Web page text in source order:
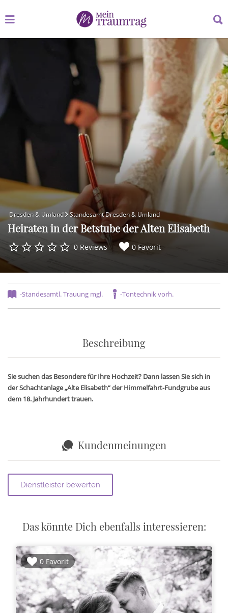
nach:
nach:
Dresden & Umland Standesamt Dresden & Umland
Heiraten in der Betstube der Alten Elisabeth
0 Reviews 0 Favorit
-Standesamtl. Trauung mgl. -Tontechnik vorh.
Beschreibung
Sie suchen das Besondere für Ihre Hochzeit? Dann lassen Sie sich in
der Schachtanlage „Alte Elisabeth“ der Himmelfahrt-Fundgrube aus
dem 18. Jahrhundert trauen.
Kundenmeinungen
Das könnte Dich ebenfalls interessieren:
0 Favorit